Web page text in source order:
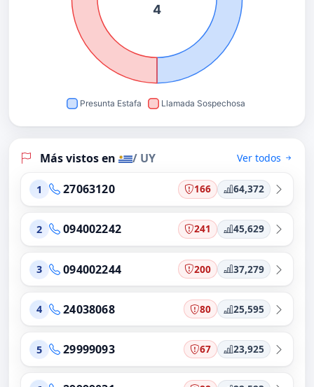
Más vistos en / UY Ver todos
1 27063120 166 64,372
2 094002242 241 45,629
3 094002244 200 37,279
4 24038068 80 25,595
5 29999093 67 23,925